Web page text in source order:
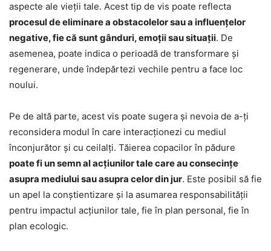
aspecte ale vieții tale. Acest tip de vis poate reflecta
procesul de eliminare a obstacolelor sau a influențelor
negative, fie că sunt gânduri, emoții sau situații. De
asemenea, poate indica o perioadă de transformare și
regenerare, unde îndepărtezi vechile pentru a face loc
noului.
Pe de altă parte, acest vis poate sugera și nevoia de a-ți
reconsidera modul în care interacționezi cu mediul
înconjurător și cu ceilalți. Tăierea copacilor în pădure
poate fi un semn al acțiunilor tale care au consecințe
asupra mediului sau asupra celor din jur. Este posibil să fie
un apel la conștientizare și la asumarea responsabilității
pentru impactul acțiunilor tale, fie în plan personal, fie în
plan ecologic.